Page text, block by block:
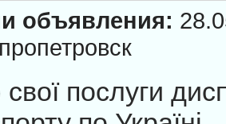
объявления:
послуги